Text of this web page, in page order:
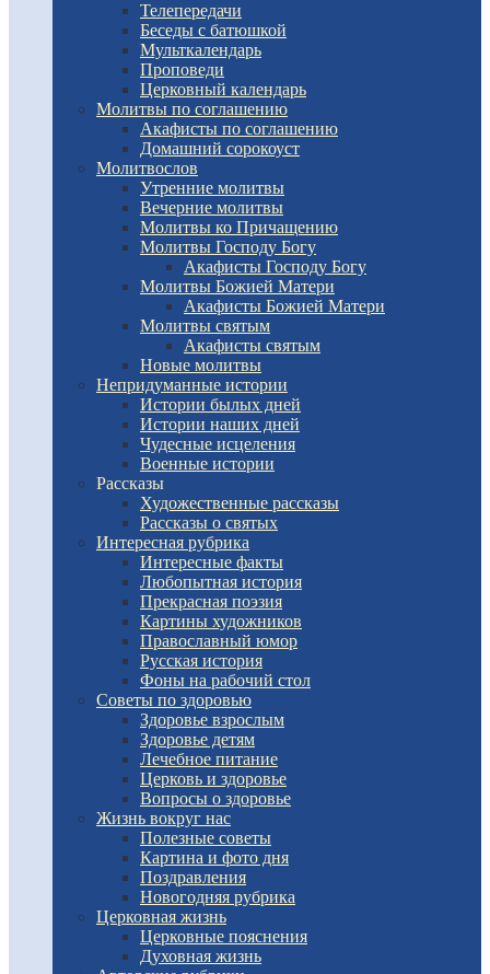
Телепередачи
Беседы с батюшкой
Мульткалендарь
Проповеди
Церковный календарь
Молитвы по соглашению
Акафисты по соглашению
Домашний сорокоуст
Молитвослов
Утренние молитвы
Вечерние молитвы
Молитвы ко Причащению
Молитвы Господу Богу
Акафисты Господу Богу
Молитвы Божией Матери
Акафисты Божией Матери
Молитвы святым
Акафисты святым
Новые молитвы
Непридуманные истории
Истории былых дней
Истории наших дней
Чудесные исцеления
Военные истории
Рассказы
Художественные рассказы
Рассказы о святых
Интересная рубрика
Интересные факты
Любопытная история
Прекрасная поэзия
Картины художников
Православный юмор
Русская история
Фоны на рабочий стол
Советы по здоровью
Здоровье взрослым
Здоровье детям
Лечебное питание
Церковь и здоровье
Вопросы о здоровье
Жизнь вокруг нас
Полезные советы
Картина и фото дня
Поздравления
Новогодняя рубрика
Церковная жизнь
Церковные пояснения
Духовная жизнь